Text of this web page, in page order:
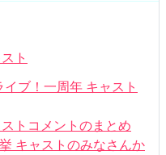
ト
ブ！一周年 キャスト
トコメントのまとめ
キャストのみなさんか